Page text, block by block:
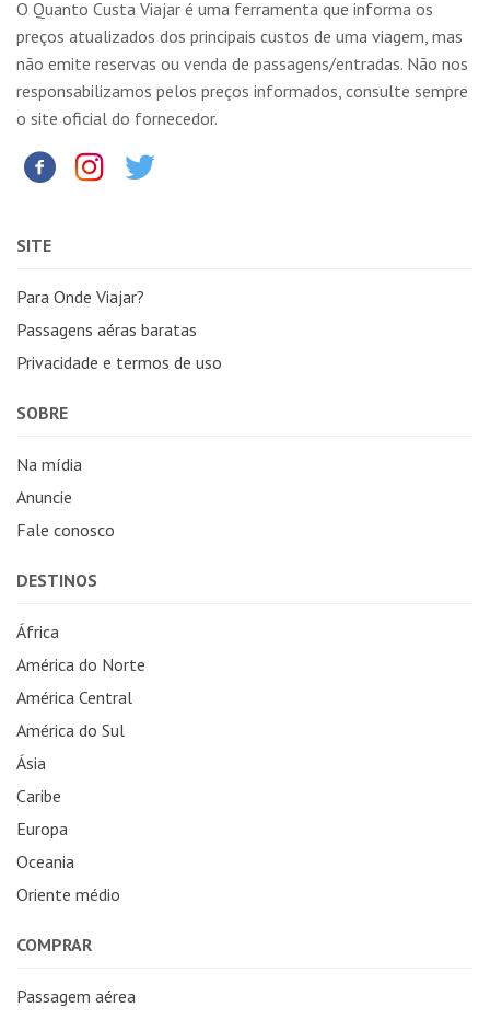
O Quanto Custa Viajar é uma ferramenta que informa os
preços atualizados dos principais custos de uma viagem, mas
não emite reservas ou venda de passagens/entradas. Não nos
responsabilizamos pelos preços informados, consulte sempre
o site oficial do fornecedor.
SITE
Para Onde Viajar?
Passagens aéras baratas
Privacidade e termos de uso
SOBRE
Na mídia
Anuncie
Fale conosco
DESTINOS
África
América do Norte
América Central
América do Sul
Ásia
Caribe
Europa
Oceania
Oriente médio
COMPRAR
Passagem aérea